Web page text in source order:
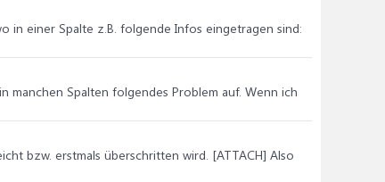
in einer Spalte z.B. folgende Infos eingetragen sind:
manchen Spalten folgendes Problem auf. Wenn ich
bzw. erstmals überschritten wird. [ATTACH] Also